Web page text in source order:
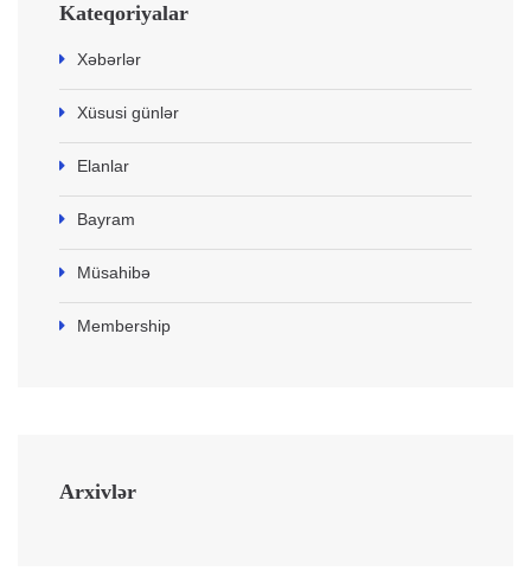
Kateqoriyalar
Xəbərlər
Xüsusi günlər
Elanlar
Bayram
Müsahibə
Membership
Arxivlər